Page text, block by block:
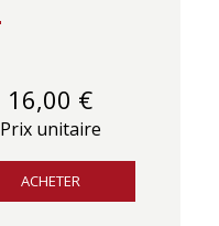
16,00 €
Prix unitaire
ACHETER